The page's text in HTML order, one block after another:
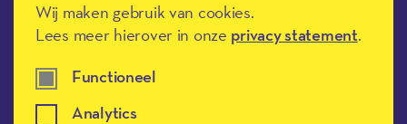
Wij maken gebruik van cookies.
Lees meer hierover in onze privacy statement.
Functioneel
Analytics